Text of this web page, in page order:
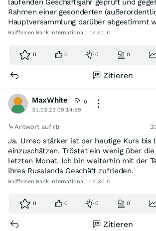
laufenden Geschäftsjahr geprüft und
Rahmen einer gesonderten
Hauptversammlung darüber abgestimmt
Raiffeisen Bank International | 14,41 €
0 0 0 0
Zitieren
MaxWhite
0
31.03.23 09:14:59
Antwort auf rtr
Ja. Umso stärker ist der heutige Kurs bis
einzuschätzen. Tröstet ein wenig über
letzten Monat. Ich bin weiterhin mit der
ihres Russlands Geschäft zufrieden.
Raiffeisen Bank International | 14,30 €
0 0 0 0
Zitieren